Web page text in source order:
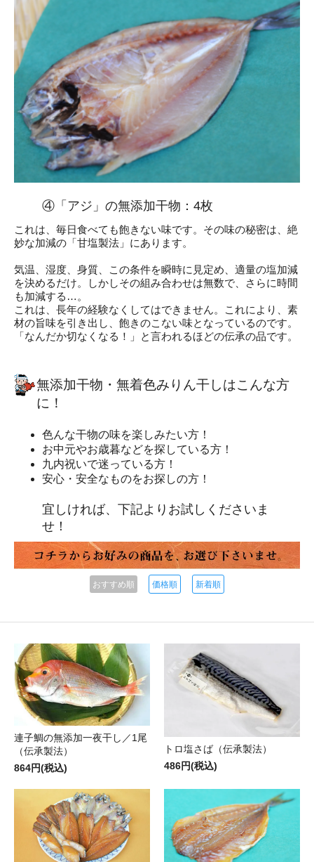
④「アジ」の無添加干物：4枚
これは、毎日食べても飽きない味です。その味の秘密は、絶
妙な加減の「甘塩製法」にあります。
気温、湿度、身質、この条件を瞬時に見定め、適量の塩加減
を決めるだけ。しかしその組み合わせは無数で、さらに時間
も加減する…。
これは、長年の経験なくしてはできません。これにより、素
材の旨味を引き出し、飽きのこない味となっているのです。
「なんだか切なくなる！」と言われるほどの伝承の品です。
無添加干物・無着色みりん干しはこんな方
に！
色んな干物の味を楽しみたい方！
お中元やお歳暮などを探している方！
九内祝いで迷っている方！
安心・安全なものをお探しの方！
宜しければ、下記よりお試しくださいま
せ！
おすすめ順 価格順 新着順
連子鯛の無添加一夜干し／1尾
（伝承製法）
864円(税込)
トロ塩さば（伝承製法）
486円(税込)